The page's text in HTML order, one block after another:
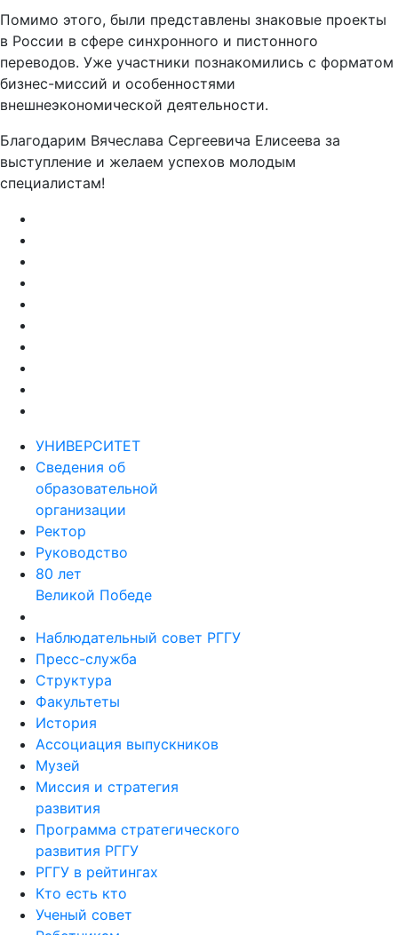
Помимо этого, были представлены знаковые проекты
в России в сфере синхронного и пистонного
переводов. Уже участники познакомились с форматом
бизнес-миссий и особенностями
внешнеэкономической деятельности.
Благодарим Вячеслава Сергеевича Елисеева за
выступление и желаем успехов молодым
специалистам!
УНИВЕРСИТЕТ
Сведения об
образовательной
организации
Ректор
Руководство
80 лет
Великой Победе
Наблюдательный совет РГГУ
Пресс-служба
Структура
Факультеты
История
Ассоциация выпускников
Музей
Миссия и стратегия
развития
Программа стратегического
развития РГГУ
РГГУ в рейтингах
Кто есть кто
Ученый совет